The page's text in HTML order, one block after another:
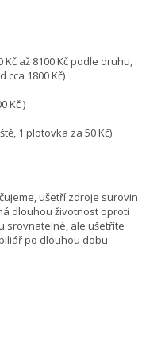
Kč až 8100 Kč podle druhu,
cca 1800 Kč)
Kč )
1 plotovka za 50 Kč)
ušetří zdroje surovin
dlouhou životnost oproti
srovnatelné, ale ušetříte
po dlouhou dobu